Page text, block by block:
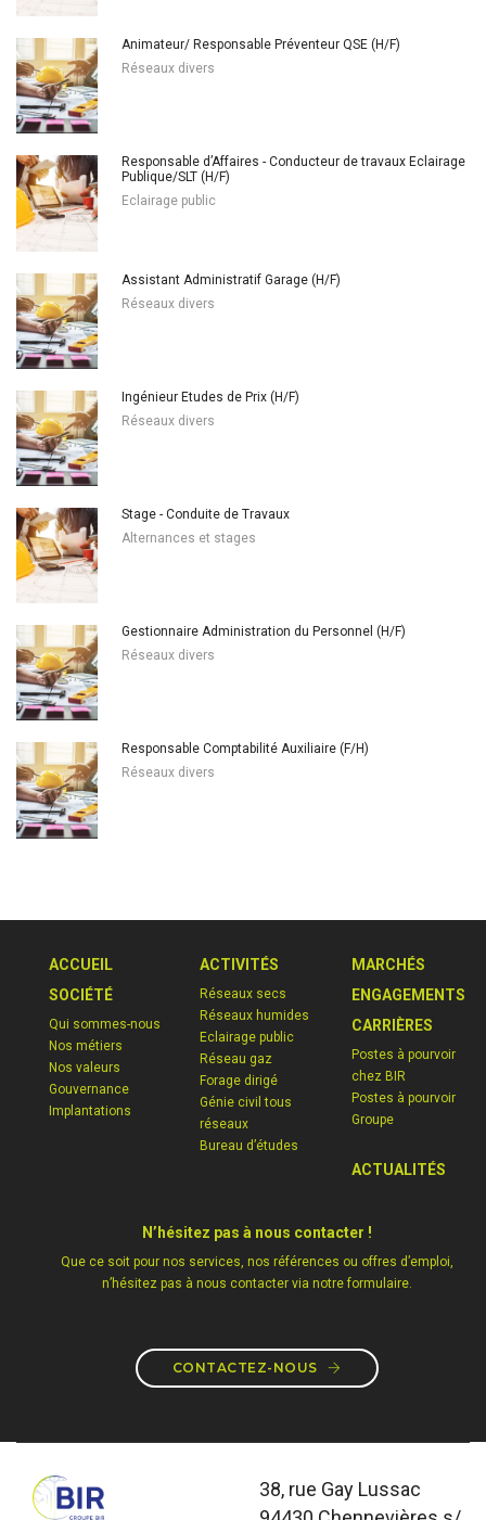
Animateur/ Responsable Préventeur QSE (H/F)
Réseaux divers
Responsable d’Affaires - Conducteur de travaux Eclairage
Publique/SLT (H/F)
Eclairage public
Assistant Administratif Garage (H/F)
Réseaux divers
Ingénieur Etudes de Prix (H/F)
Réseaux divers
Stage - Conduite de Travaux
Alternances et stages
Gestionnaire Administration du Personnel (H/F)
Réseaux divers
Responsable Comptabilité Auxiliaire (F/H)
Réseaux divers
ACCUEIL
SOCIÉTÉ
Qui sommes-nous
Nos métiers
Nos valeurs
Gouvernance
Implantations
ACTIVITÉS
Réseaux secs
Réseaux humides
Eclairage public
Réseau gaz
Forage dirigé
Génie civil tous
réseaux
Bureau d’études
MARCHÉS
ENGAGEMENTS
CARRIÈRES
Postes à pourvoir
chez BIR
Postes à pourvoir
Groupe
ACTUALITÉS
N’hésitez pas à nous contacter !
Que ce soit pour nos services, nos références ou offres d’emploi,
n’hésitez pas à nous contacter via notre formulaire.
CONTACTEZ-NOUS
38, rue Gay Lussac